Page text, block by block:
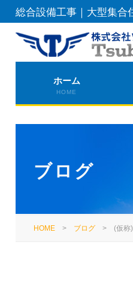
総合設備工事｜大型集合
ホーム
HOME
ブログ
HOME > ブログ > (仮称